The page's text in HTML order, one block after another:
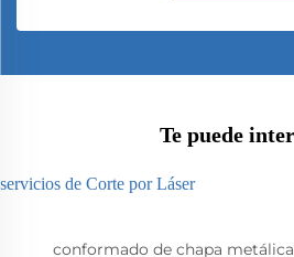
Te puede
servicios de Corte por Láser
conformado de chapa metálica